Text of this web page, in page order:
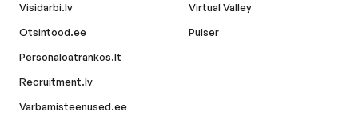
Visidarbi.lv
Otsintood.ee
Personaloatrankos.lt
Recruitment.lv
Varbamisteenused.ee
Virtual Valley
Pulser